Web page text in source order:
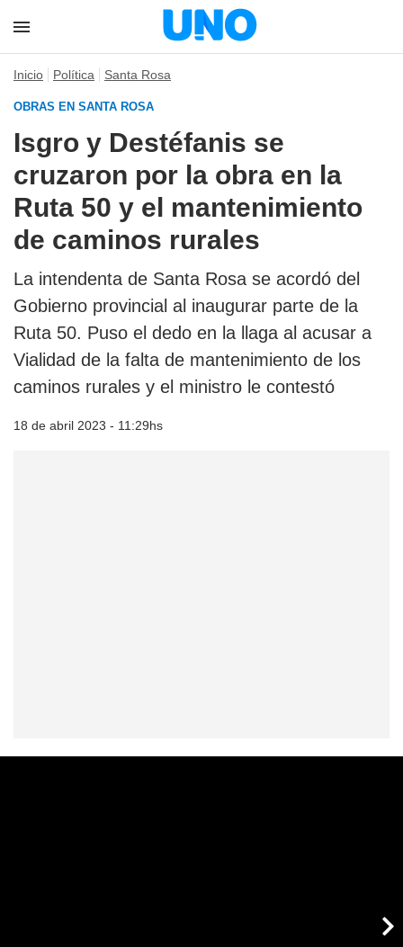
Inicio Política Santa Rosa
OBRAS EN SANTA ROSA
Isgro y Destéfanis se
cruzaron por la obra en la
Ruta 50 y el mantenimiento
de caminos rurales
La intendenta de Santa Rosa se acordó del
Gobierno provincial al inaugurar parte de la
Ruta 50. Puso el dedo en la llaga al acusar a
Vialidad de la falta de mantenimiento de los
caminos rurales y el ministro le contestó
18 de abril 2023 - 11:29hs